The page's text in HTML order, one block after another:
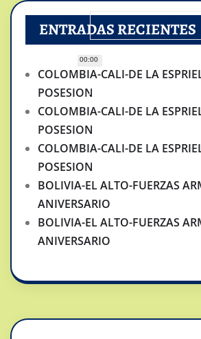
00:00
ENTRADAS RECIENTES
COLOMBIA-CALI-DE LA
POSESION
COLOMBIA-CALI-DE LA
POSESION
COLOMBIA-CALI-DE LA
POSESION
BOLIVIA-EL ALTO-FUERZAS
ANIVERSARIO
BOLIVIA-EL ALTO-FUERZAS
ANIVERSARIO